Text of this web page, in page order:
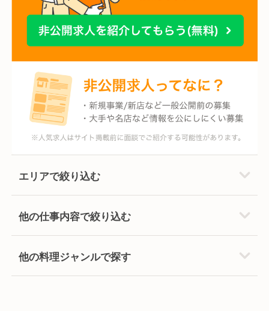
エリアで絞り込む
他の仕事内容で絞り込む
他の料理ジャンルで探す